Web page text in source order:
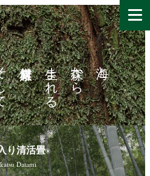
海と
森から
生まれる
、
り清活畳®
Datami